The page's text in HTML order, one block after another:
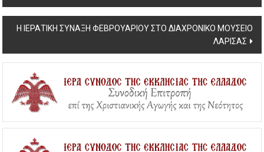
Η ΙΕΡΑΤΙΚΗ ΣΥΝΑΞΗ ΦΕΒΡΟΥΑΡΙΟΥ ΣΤΟ ΔΙΑΧΡΟΝΙΚΟ ΜΟΥΣΕΙΟ
ΛΑΡΙΣΑΣ